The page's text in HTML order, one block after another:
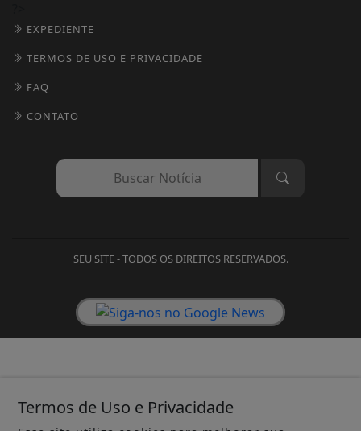
EXPEDIENTE
TERMOS DE USO E PRIVACIDADE
FAQ
CONTATO
SEU SITE - TODOS OS DIREITOS RESERVADOS.
Termos de Uso e Privacidade